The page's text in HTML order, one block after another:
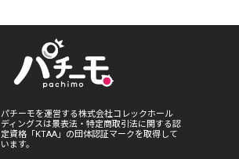
パチーモを運営する株式会社コレックホール
ディングスは景表法・特定商取引法に関する認
定資格「KTAA」の団体認証マークを取得して
います。